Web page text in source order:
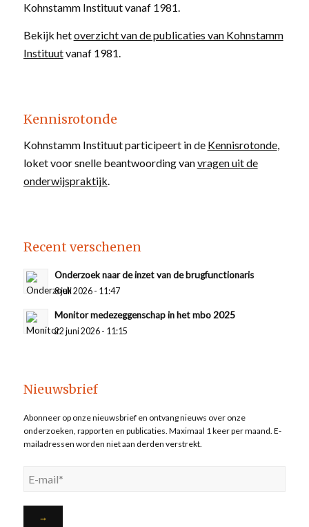
Bekijk hetoverzicht van de publicaties van Kohnstamm
Instituutvanaf 1981.
Kennisrotonde
Kohnstamm Instituut participeert in de Kennisrotonde,
loket voor snelle beantwoording vanvragen uit de
onderwijspraktijk
Recent verschenen
Onderzoek naar de inzet van de brugfunctionaris
8 juli 2026 - 11:47
Monitor medezeggenschap in het mbo 2025
22 juni 2026 - 11:15
Nieuwsbrief
Abonneer op onze nieuwsbrief en ontvang nieuws over onze
onderzoeken, rapporten en publicaties. Maximaal 1 keer per maand. E-
mailadressen worden niet aan derden verstrekt.